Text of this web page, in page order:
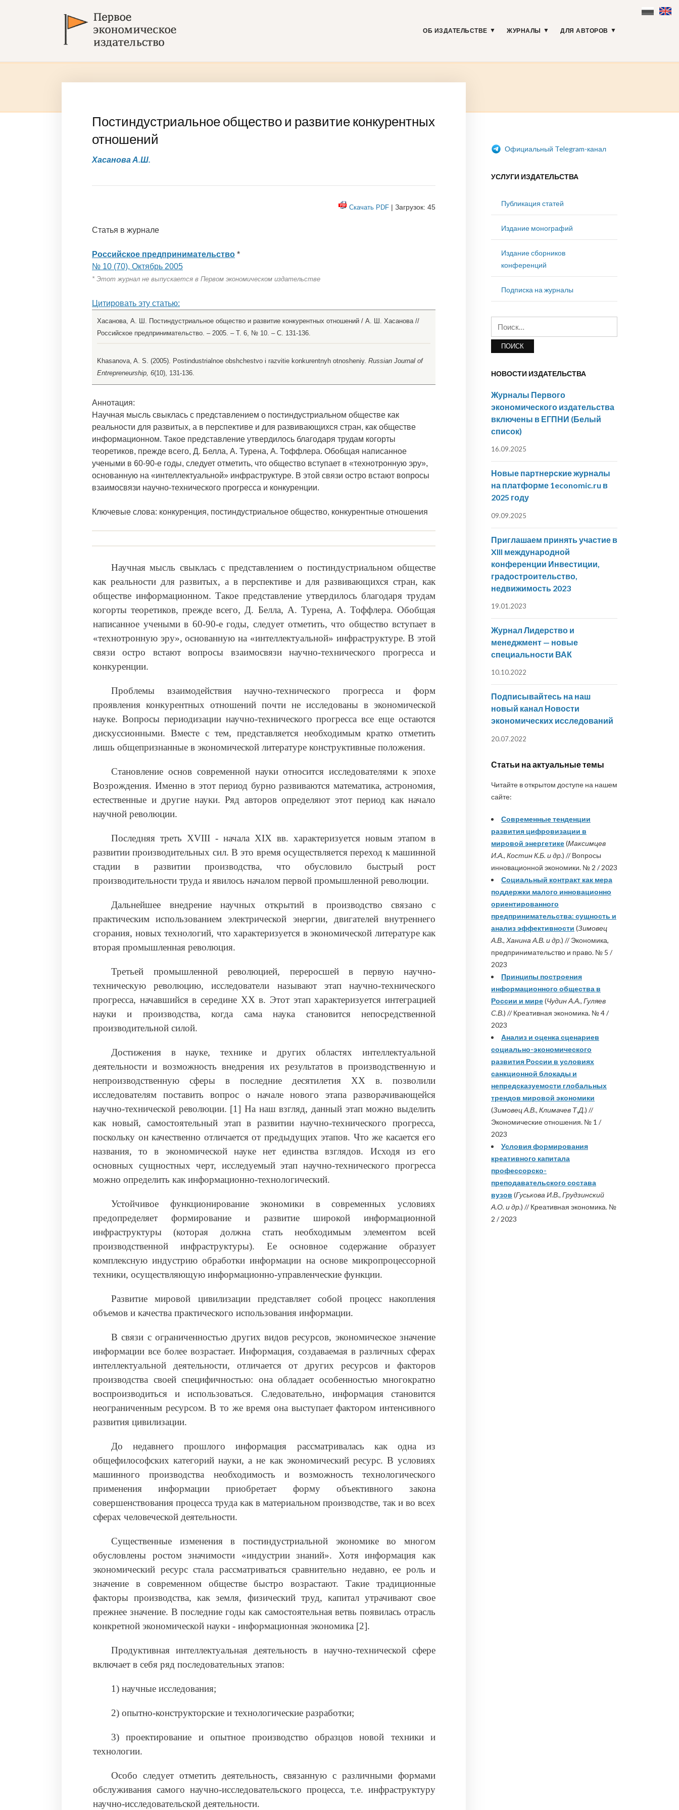
ОБ ИЗДАТЕЛЬСТВЕ ЖУРНАЛЫ ДЛЯ АВТОРОВ
Постиндустриальное общество и развитие конкурентных
отношений
Хасанова А.Ш.
Скачать PDF | Загрузок: 45
Статья в журнале
Российское предпринимательство *
№ 10 (70), Октябрь 2005
* Этот журнал не выпускается в Первом экономическом издательстве
Цитировать эту статью:
Хасанова, А. Ш. Постиндустриальное общество и развитие конкурентных отношений / А. Ш. Хасанова //
Российское предпринимательство. – 2005. – Т. 6, № 10. – С. 131-136.
Khasanova, A. S. (2005). Postindustrialnoe obshchestvo i razvitie konkurentnyh otnosheniy. Russian Journal of
Entrepreneurship, 6(10), 131-136.
Аннотация:
Научная мысль свыклась с представлением о постиндустриальном обществе как
реальности для развитых, а в перспективе и для развивающихся стран, как обществе
информационном. Такое представление утвердилось благодаря трудам когорты
теоретиков, прежде всего, Д. Белла, А. Турена, А. Тоффлера. Обобщая написанное
учеными в 60-90-е годы, следует отметить, что общество вступает в «технотронную эру»,
основанную на «интеллектуальной» инфраструктуре. В этой связи остро встают вопросы
взаимосвязи научно-технического прогресса и конкуренции.
Ключевые слова: конкуренция, постиндустриальное общество, конкурентные отношения
Научная мысль свыклась с представлением о постиндустриальном обществе
как реальности для развитых, а в перспективе и для развивающихся стран, как
обществе информационном. Такое представление утвердилось благодаря трудам
когорты теоретиков, прежде всего, Д. Белла, А. Турена, А. Тоффлера. Обобщая
написанное учеными в 60-90-е годы, следует отметить, что общество вступает в
«технотронную эру», основанную на «интеллектуальной» инфраструктуре. В этой
связи остро встают вопросы взаимосвязи научно-технического прогресса и
конкуренции.
Проблемы взаимодействия научно-технического прогресса и форм
проявления конкурентных отношений почти не исследованы в экономической
науке. Вопросы периодизации научно-технического прогресса все еще остаются
дискуссионными. Вместе с тем, представляется необходимым кратко отметить
лишь общепризнанные в экономической литературе конструктивные положения.
Становление основ современной науки относится исследователями к эпохе
Возрождения. Именно в этот период бурно развиваются математика, астрономия,
естественные и другие науки. Ряд авторов определяют этот период как начало
научной революции.
Последняя треть XVIII - начала XIX вв. характеризуется новым этапом в
развитии производительных сил. В это время осуществляется переход к машинной
стадии в развитии производства, что обусловило быстрый рост
производительности труда и явилось началом первой промышленной революции.
Дальнейшее внедрение научных открытий в производство связано с
практическим использованием электрической энергии, двигателей внутреннего
сгорания, новых технологий, что характеризуется в экономической литературе как
вторая промышленная революция.
Третьей промышленной революцией, переросшей в первую научно-
техническую революцию, исследователи называют этап научно-технического
прогресса, начавшийся в середине ХХ в. Этот этап характеризуется интеграцией
науки и производства, когда сама наука становится непосредственной
производительной силой.
Достижения в науке, технике и других областях интеллектуальной
деятельности и возможность внедрения их результатов в производственную и
непроизводственную сферы в последние десятилетия ХХ в. позволили
исследователям поставить вопрос о начале нового этапа разворачивающейся
научно-технической революции. [1] На наш взгляд, данный этап можно выделить
как новый, самостоятельный этап в развитии научно-технического прогресса,
поскольку он качественно отличается от предыдущих этапов. Что же касается его
названия, то в экономической науке нет единства взглядов. Исходя из его
основных сущностных черт, исследуемый этап научно-технического прогресса
можно определить как информационно-технологический.
Устойчивое функционирование экономики в современных условиях
предопределяет формирование и развитие широкой информационной
инфраструктуры (которая должна стать необходимым элементом всей
производственной инфраструктуры). Ее основное содержание образует
комплексную индустрию обработки информации на основе микропроцессорной
техники, осуществляющую информационно-управленческие функции.
Развитие мировой цивилизации представляет собой процесс накопления
объемов и качества практического использования информации.
В связи с ограниченностью других видов ресурсов, экономическое значение
информации все более возрастает. Информация, создаваемая в различных сферах
интеллектуальной деятельности, отличается от других ресурсов и факторов
производства своей специфичностью: она обладает особенностью многократно
воспроизводиться и использоваться. Следовательно, информация становится
неограниченным ресурсом. В то же время она выступает фактором интенсивного
развития цивилизации.
До недавнего прошлого информация рассматривалась как одна из
общефилософских категорий науки, а не как экономический ресурс. В условиях
машинного производства необходимость и возможность технологического
применения информации приобретает форму объективного закона
совершенствования процесса труда как в материальном производстве, так и во всех
сферах человеческой деятельности.
Существенные изменения в постиндустриальной экономике во многом
обусловлены ростом значимости «индустрии знаний». Хотя информация как
экономический ресурс стала рассматриваться сравнительно недавно, ее роль и
значение в современном обществе быстро возрастают. Такие традиционные
факторы производства, как земля, физический труд, капитал утрачивают свое
прежнее значение. В последние годы как самостоятельная ветвь появилась отрасль
конкретной экономической науки ‑ информационная экономика [2].
Продуктивная интеллектуальная деятельность в научно-технической сфере
включает в себя ряд последовательных этапов:
1) научные исследования;
2) опытно-конструкторские и технологические разработки;
3) проектирование и опытное производство образцов новой техники и
технологии.
Особо следует отметить деятельность, связанную с различными формами
обслуживания самого научно-исследовательского процесса, т.е. инфраструктуру
научно-исследовательской деятельности.
Официальный Telegram-канал
УСЛУГИ ИЗДАТЕЛЬСТВА
Публикация статей
Издание монографий
Издание сборников
конференций
Подписка на журналы
НОВОСТИ ИЗДАТЕЛЬСТВА
Журналы Первого
экономического издательства
включены в ЕГПНИ (Белый
список)
16.09.2025
Новые партнерские журналы
на платформе 1economic.ru в
2025 году
09.09.2025
Приглашаем принять участие в
XIII международной
конференции Инвестиции,
градостроительство,
недвижимость 2023
19.01.2023
Журнал Лидерство и
менеджмент — новые
специальности ВАК
10.10.2022
Подписывайтесь на наш
новый канал Новости
экономических исследований
20.07.2022
Статьи на актуальные темы
Читайте в открытом доступе на нашем
сайте:
Современные тенденции
развития цифровизации в
мировой энергетике(Максимцев
И.А., Костин К.Б. и др.) // Вопросы
инновационной экономики. № 2 / 2023
Социальный контракт как мера
поддержки малого инновационно
ориентированного
предпринимательства: сущность и
анализ эффективности (Зимовец
А.В., Ханина А.В. и др.) // Экономика,
предпринимательство и право. № 5 /
2023
Принципы построения
информационного общества в
России и мире(Чудин А.А., Гуляев
С.В.) // Креативная экономика. № 4 /
2023
Анализ и оценка сценариев
социально-экономического
развития России в условиях
санкционной блокады и
непредсказуемости глобальных
трендов мировой экономики
(Зимовец А.В., Климачев Т.Д.) //
Экономические отношения. № 1 /
2023
Условия формирования
креативного капитала
профессорско-
преподавательского состава
вузов (Гуськова И.В., Грудзинский
А.О. и др.) // Креативная экономика. №
2 / 2023